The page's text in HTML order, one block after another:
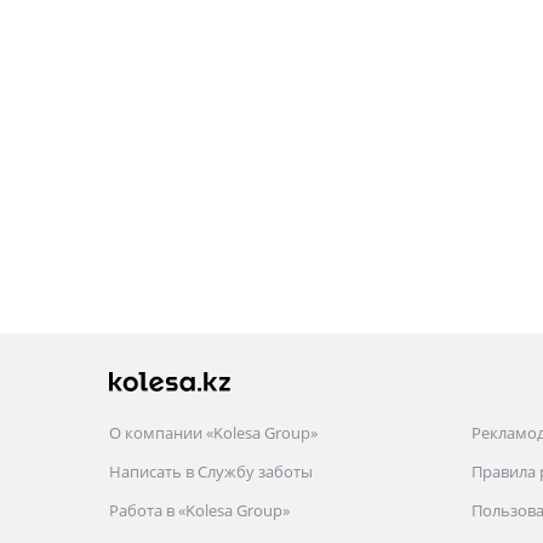
О компании «Kolesa Group»
Написать в Службу заботы
Работа в «Kolesa Group»
Правила